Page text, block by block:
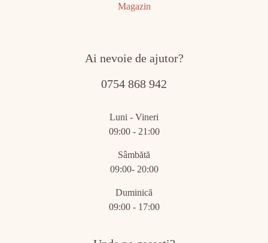
Magazin
Ai nevoie de ajutor?
0754 868 942
Luni - Vineri
09:00 - 21:00
Sâmbătă
09:00- 20:00
Duminică
09:00 - 17:00